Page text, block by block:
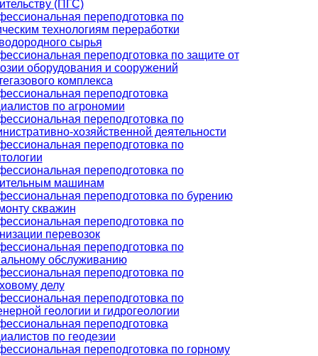
(ПГС)
переподготовка по
технологиям переработки
сырья
переподготовка по защите от
оборудования и сооружений
комплекса
переподготовка
по агрономии
переподготовка по
хозяйственной деятельности
переподготовка по
переподготовка по
машинам
переподготовка по бурению
скважин
переподготовка по
перевозок
переподготовка по
обслуживанию
переподготовка по
делу
переподготовка по
геологии и гидрогеологии
переподготовка
по геодезии
переподготовка по горному